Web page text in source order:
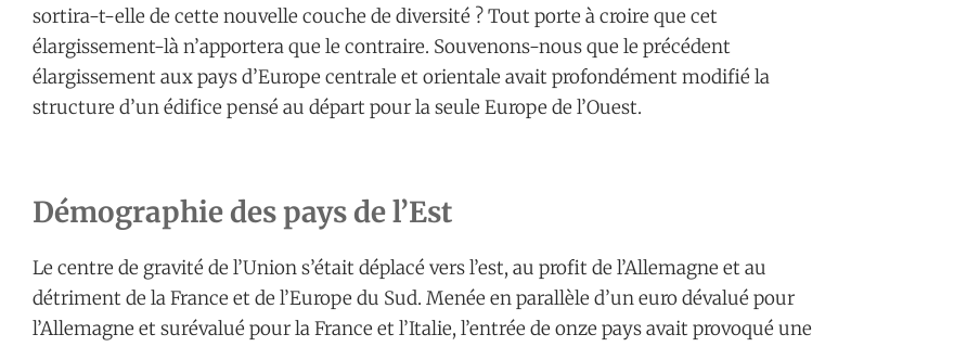
sortira-t-elle de cette nouvelle couche de diversité ? Tout porte à croire que cet
élargissement-là n’apportera que le contraire. Souvenons-nous que le précédent
élargissement aux pays d’Europe centrale et orientale avait profondément modifié la
structure d’un édifice pensé au départ pour la seule Europe de l’Ouest.
Démographie des pays de l’Est
Le centre de gravité de l’Union s’était déplacé vers l’est, au profit de l’Allemagne et au
détriment de la France et de l’Europe du Sud. Menée en parallèle d’un euro dévalué pour
l’Allemagne et surévalué pour la France et l’Italie, l’entrée de onze pays avait provoqué une